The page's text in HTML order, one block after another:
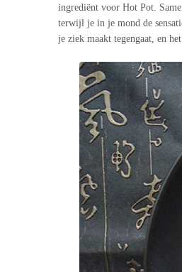
ingrediënt voor Hot Pot.
terwijl je in je mond de
je ziek maakt tegengaat, en